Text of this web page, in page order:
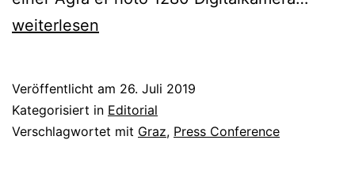
weiterlesen
Veröffentlicht am 26. Juli 2019
Kategorisiert in Editorial
Verschlagwortet mit Graz, Press Conference